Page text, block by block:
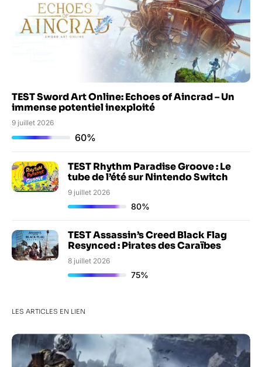
TEST Sword Art Online: Echoes of Aincrad – Un
immense potentiel inexploité
9 juillet 2026
60%
TEST Rhythm Paradise Groove : Le
tube de l’été sur Nintendo Switch
9 juillet 2026
80%
TEST Assassin’s Creed Black Flag
Resynced : Pirates des Caraïbes
8 juillet 2026
75%
LES ARTICLES EN LIEN